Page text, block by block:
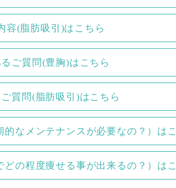
容(脂肪吸引)はこちら
ご質問(豊胸)はこちら
質問(脂肪吸引)はこちら
なメンテナンスが必要なの？）は
の程度痩せる事が出来るの？）は